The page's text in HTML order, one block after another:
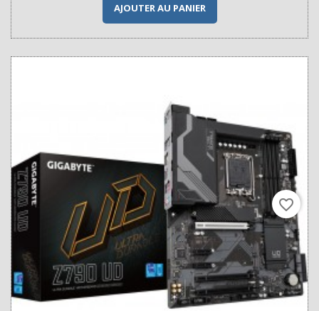
AJOUTER AU PANIER
favorite_border